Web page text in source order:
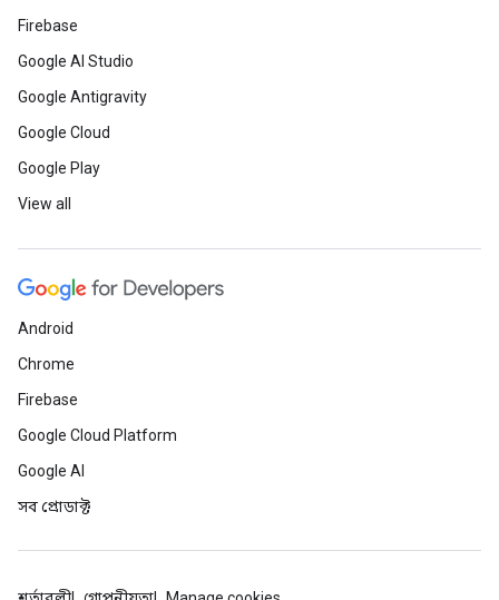
Firebase
Google AI Studio
Google Antigravity
Google Cloud
Google Play
View all
Android
Chrome
Firebase
Google Cloud Platform
Google AI
সব প্রোডাক্ট